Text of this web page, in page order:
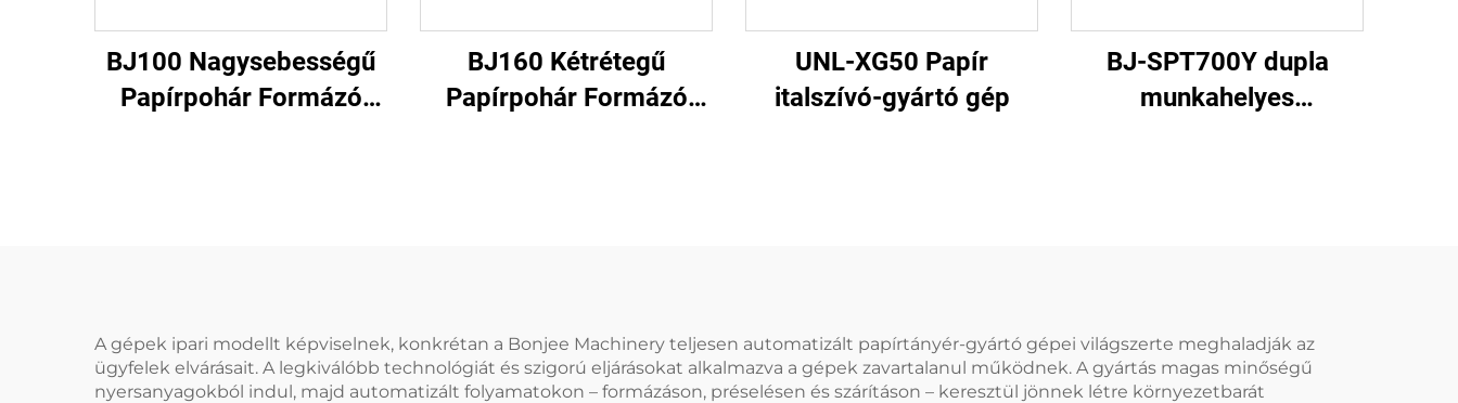
BJ100 Nagysebességű
Papírpohár Formázó
BJ160 Kétrétegű
Papírpohár Formázó
UNL-XG50 Papír
italszívó-gyártó gép
BJ-SPT700Y dupla
munkahelyes
A gépek ipari modellt képviselnek, konkrétan a Bonjee Machinery teljesen automatizált papírtányér-gyártó gépei világszerte meghaladják az
ügyfelek elvárásait. A legkiválóbb technológiát és szigorú eljárásokat alkalmazva a gépek zavartalanul működnek. A gyártás magas minőségű
nyersanyagokból indul, majd automatizált folyamatokon – formázáson, préselésen és szárításon – keresztül jönnek létre környezetbarát